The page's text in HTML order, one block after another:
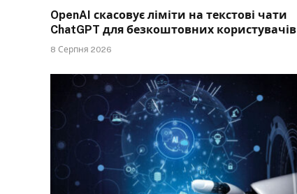
OpenAI скасовує ліміти на текстові чати
ChatGPT для безкоштовних користувачів
8 Серпня 2026